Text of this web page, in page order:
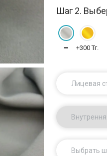
Шаг 2.
━ +300 Тг.
Лицевая
Выбрать